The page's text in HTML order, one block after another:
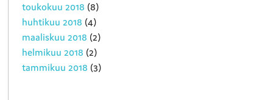
toukokuu 2018 (8)
huhtikuu 2018 (4)
maaliskuu 2018 (2)
helmikuu 2018 (2)
tammikuu 2018 (3)